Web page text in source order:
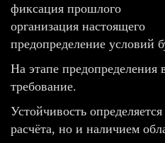
фиксация прошлого
организация настоящего
предопределение условий
На этапе предопределения
требование.
Устойчивость
расчёта, но и наличием